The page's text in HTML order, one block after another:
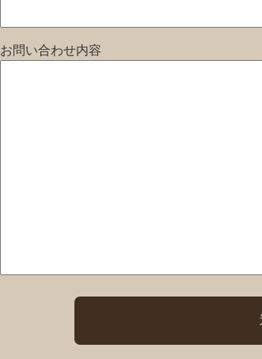
お問い合わせ内容